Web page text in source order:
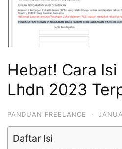
Hebat! Cara Isi
Lhdn 2023
PANDUAN FREELANCE ·
Daftar Isi